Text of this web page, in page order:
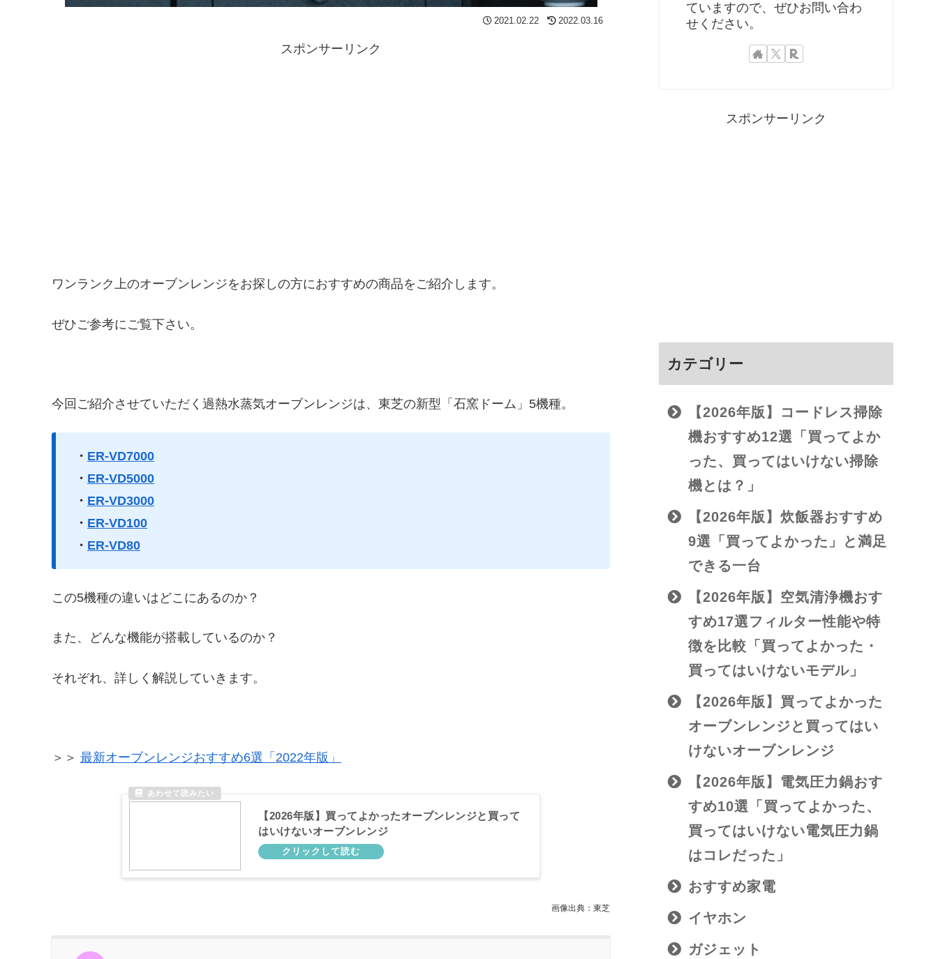
2021.02.22 2022.03.16
スポンサーリンク
ワンランク上のオーブンレンジをお探しの方におすすめの商品をご紹介します。
ぜひご参考にご覧下さい。
今回ご紹介させていただく過熱水蒸気オーブンレンジは、東芝の新型「石窯ドーム」5機種。
・ ER-VD7000
・ ER-VD5000
・ ER-VD3000
・ ER-VD100
・ ER-VD80
この5機種の違いはどこにあるのか？
また、どんな機能が搭載しているのか？
それぞれ、詳しく解説していきます。
＞＞ 最新オーブンレンジおすすめ6選「2022年版」
【2026年版】買ってよかったオーブンレンジと買って
はいけないオーブンレンジ
画像出典：東芝
ていますので、ぜひお問い合わ
せください。
スポンサーリンク
カテゴリー
【2026年版】コードレス掃除
機おすすめ12選「買ってよか
った、買ってはいけない掃除
機とは？」
【2026年版】炊飯器おすすめ
9選「買ってよかった」と満足
できる一台
【2026年版】空気清浄機おす
すめ17選フィルター性能や特
徴を比較「買ってよかった・
買ってはいけないモデル」
【2026年版】買ってよかった
オーブンレンジと買ってはい
けないオーブンレンジ
【2026年版】電気圧力鍋おす
すめ10選「買ってよかった、
買ってはいけない電気圧力鍋
はコレだった」
おすすめ家電
イヤホン
ガジェット